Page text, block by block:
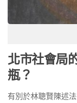
北市社會局
瓶？
有別於林聰賢陳述